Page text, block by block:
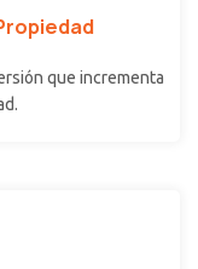
que incrementa